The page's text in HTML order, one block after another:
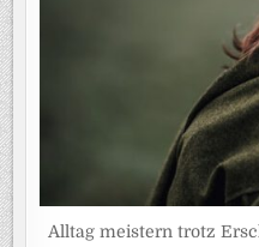
Alltag meistern trotz